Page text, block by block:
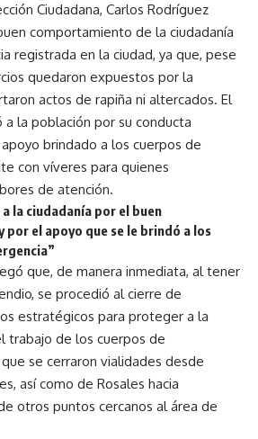
Ciudadana, Carlos Rodríguez
comportamiento de la ciudadanía
registrada en la ciudad, ya que, pese
quedaron expuestos por la
actos de rapiña ni altercados. El
a la población por su conducta
brindado a los cuerpos de
con víveres para quienes
de atención.
la ciudadanía por el buen
por el apoyo que se le brindó a los
que, de manera inmediata, al tener
se procedió al cierre de
estratégicos para proteger a la
trabajo de los cuerpos de
se cerraron vialidades desde
así como de Rosales hacia
otros puntos cercanos al área de